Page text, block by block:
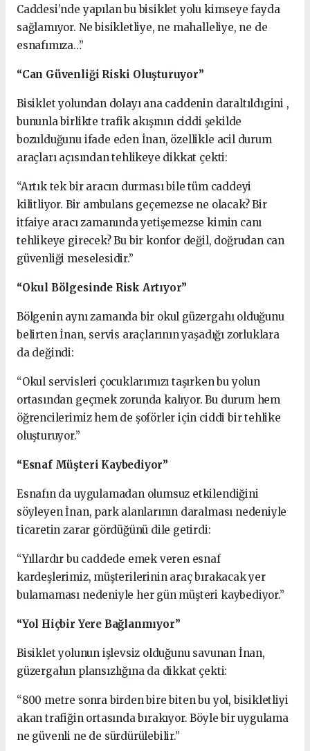
Caddesi’nde yapılan bu bisiklet yolu kimseye fayda
sağlamıyor. Ne bisikletliye, ne mahalleliye, ne de
esnafımıza…”
“Can Güvenliği Riski Oluşturuyor”
Bisiklet yolundan dolayı ana caddenin daraltıldıgini ,
bununla birlikte trafik akışının ciddi şekilde
bozulduğunu ifade eden İnan, özellikle acil durum
araçları açısından tehlikeye dikkat çekti:
“Artık tek bir aracın durması bile tüm caddeyi
kilitliyor. Bir ambulans geçemezse ne olacak? Bir
itfaiye aracı zamanında yetişemezse kimin canı
tehlikeye girecek? Bu bir konfor değil, doğrudan can
güvenliği meselesidir.”
“Okul Bölgesinde Risk Artıyor”
Bölgenin aynı zamanda bir okul güzergahı olduğunu
belirten İnan, servis araçlarının yaşadığı zorluklara
da değindi:
“Okul servisleri çocuklarımızı taşırken bu yolun
ortasından geçmek zorunda kalıyor. Bu durum hem
öğrencilerimiz hem de şoförler için ciddi bir tehlike
oluşturuyor.”
“Esnaf Müşteri Kaybediyor”
Esnafın da uygulamadan olumsuz etkilendiğini
söyleyen İnan, park alanlarının daralması nedeniyle
ticaretin zarar gördüğünü dile getirdi:
“Yıllardır bu caddede emek veren esnaf
kardeşlerimiz, müşterilerinin araç bırakacak yer
bulamaması nedeniyle her gün müşteri kaybediyor.”
“Yol Hiçbir Yere Bağlanmıyor”
Bisiklet yolunun işlevsiz olduğunu savunan İnan,
güzergahın plansızlığına da dikkat çekti:
“800 metre sonra birden bire biten bu yol, bisikletliyi
akan trafiğin ortasında bırakıyor. Böyle bir uygulama
ne güvenli ne de sürdürülebilir.”